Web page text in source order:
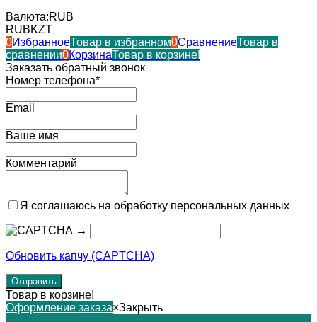
Валюта:RUB
RUBKZT
0ИзбранноеТовар в избранном0СравнениеТовар в
сравнении0КорзинаТовар в корзине!
Заказать обратный звонок
Номер телефона*
Email
Ваше имя
Комментарий
Я соглашаюсь на обработку персональных данных
→
Обновить капчу (CAPTCHA)
Товар в корзине!
Оформление заказа×Закрыть